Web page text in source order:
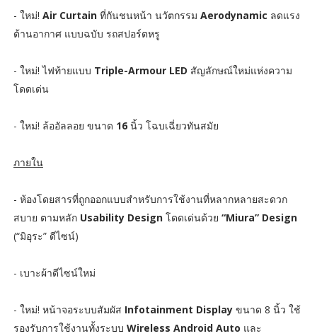
- ใหม่! Air Curtainที่กันชนหน้า นวัตกรรม Aerodynamic ลดแรง
ต้านอากาศ แบบฉบับ รถสปอร์ตหรู
- ใหม่! ไฟท้ายแบบ Triple-Armour LED สัญลักษณ์ใหม่แห่งความ
โดดเด่น
- ใหม่! ล้ออัลลอย ขนาด 16นิ้ว โฉบเฉี่ยวทันสมัย
ภายใน
- ห้องโดยสารที่ถูกออกแบบสำหรับการใช้งานที่หลากหลายสะดวก
สบาย ตามหลัก Usability Design โดดเด่นด้วย “Miura” Design
(“มิอุระ” ดีไซน์)
- เบาะผ้าดีไซน์ใหม่
- ใหม่! หน้าจอระบบสัมผัส Infotainment Displayขนาด 8 นิ้ว ใช้
รองรับการใช้งานทั้งระบบ Wireless Android Auto และ